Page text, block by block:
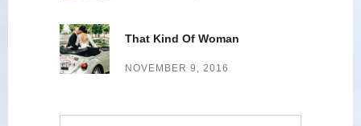
That Kind Of Woman
NOVEMBER 9, 2016